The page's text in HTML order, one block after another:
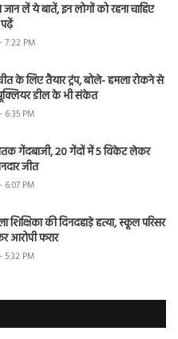
लें ये बातें, इन लोगों को रहना चाहिए
7:22 PM
के लिए तैयार ट्रंप, बोले- हमला रोकने से
डील के भी संकेत
6:35 PM
गेंदबाजी, 20 गेंदों में 5 विकेट लेकर
जीत
6:07 PM
शिक्षिका की दिनदहाड़े हत्या, स्कूल परिसर
आरोपी फरार
5:32 PM